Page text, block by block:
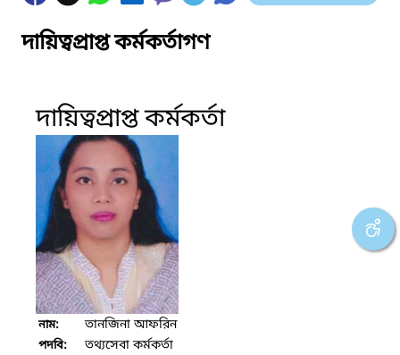
দায়িত্বপ্রাপ্ত কর্মকর্তাগণ
দায়িত্বপ্রাপ্ত কর্মকর্তা
নাম: তানজিনা আফরিন
পদবি: তথ্যসেবা কর্মকর্তা